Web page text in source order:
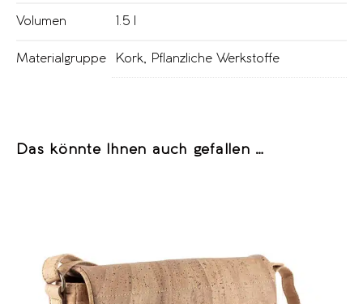
Volumen 1.5 l
Materialgruppe Kork, Pflanzliche Werkstoffe
Das könnte Ihnen auch gefallen …